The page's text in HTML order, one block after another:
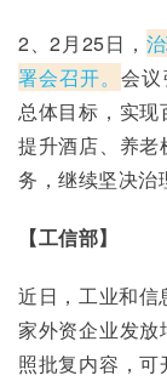
2、2月25日，
署会召开。会
总体目标，实
提升酒店、养老
务，继续坚决治
【工信部】
近日，工业和信
家外资企业发
照批复内容，